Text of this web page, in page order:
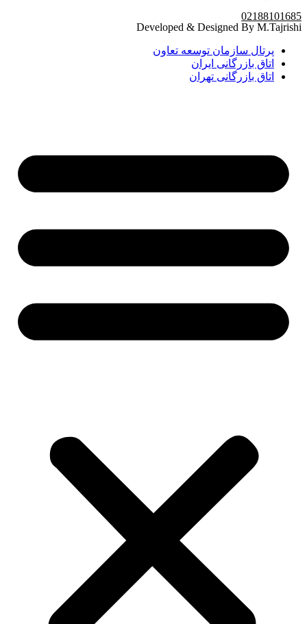
02188101685
Developed & Designed By M.Tajrishi
پرتال سازمان توسعه تعاون
اتاق بازرگانی ایران
اتاق بازرگانی تهران